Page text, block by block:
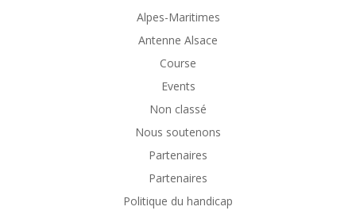
Alpes-Maritimes
Antenne Alsace
Course
Events
Non classé
Nous soutenons
Partenaires
Partenaires
Politique du handicap